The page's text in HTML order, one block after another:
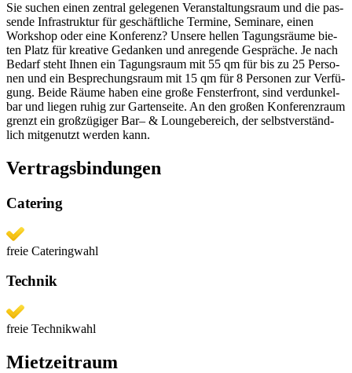
Sie suchen einen zen­tral gele­ge­nen Ver­an­stal­tungs­raum und die pas­
sende Infra­struk­tur für geschäft­li­che Ter­mine, Semi­nare, einen
Work­shop oder eine Kon­fe­renz? Unsere hel­len Tagungs­räume bie­
ten Platz für krea­tive Gedan­ken und anre­gende Gespräche. Je nach
Bedarf steht Ihnen ein Tagungs­raum mit 55 qm für bis zu 25 Per­so­
nen und ein Bespre­chungs­raum mit 15 qm für 8 Per­so­nen zur Ver­fü­
gung. Beide Räume haben eine große Fens­ter­front, sind ver­dun­kel­
bar und lie­gen ruhig zur Gar­ten­seite. An den gro­ßen Kon­fe­renz­raum
grenzt ein groß­zü­gi­ger Bar– & Loun­ge­be­reich, der selbst­ver­ständ­
lich mit­ge­nutzt wer­den kann.
Vertragsbindungen
Catering
freie Cateringwahl
Technik
freie Technikwahl
Mietzeitraum